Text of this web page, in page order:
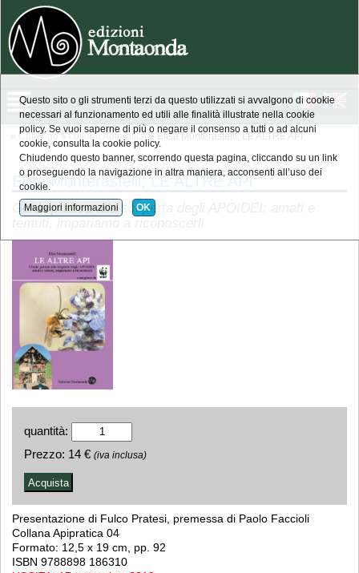
» Catalogo » collana Apipratica » Elisa Monterastelli, LE ALTRE API
Elisa Monterastelli, LE ALTRE API
Guida pratica alla scoperta degli APOIDEI: amati e
quantità:
Prezzo: 14 € (iva inclusa)
Presentazione di Fulco Pratesi, premessa di Paolo Faccioli
Collana Apipratica 04
Formato: 12,5 x 19 cm, pp. 92
ISBN 9788898 186310
Questo sito o gli strumenti terzi da questo utilizzati si avvalgono di cookie
necessari al funzionamento ed utili alle finalità illustrate nella cookie
policy. Se vuoi saperne di più o negare il consenso a tutti o ad alcuni
cookie, consulta la cookie policy.
Chiudendo questo banner, scorrendo questa pagina, cliccando su un link
o proseguendo la navigazione in altra maniera, acconsenti all’uso dei
cookie.
Maggiori informazioni OK